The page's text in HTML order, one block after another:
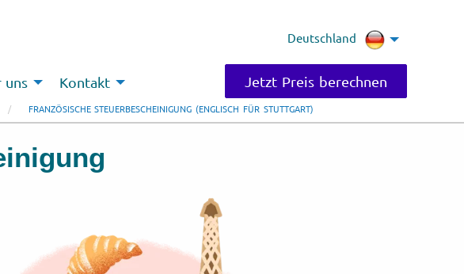
Deutschland
Jetzt Preis berechnen
uns Kontakt
FRANZÖSISCHE STEUERBESCHEINIGUNG (ENGLISCH FÜR STUTTGART)